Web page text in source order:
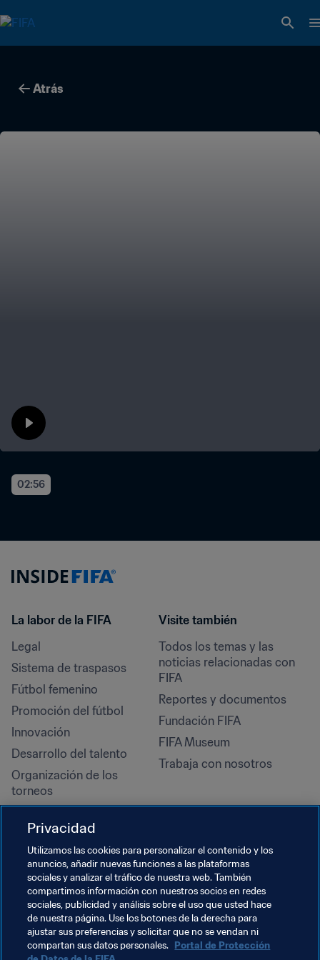
Atrás
02:56
La labor de la FIFA
Legal
Sistema de traspasos
Fútbol femenino
Promoción del fútbol
Innovación
Desarrollo del talento
Organización de los
torneos
Derechos humanos y lucha
contra la discriminación
Salud y atención médica
Iniciativas educativas
Visite también
Todos los temas y las
noticias relacionadas con
FIFA
Reportes y documentos
Fundación FIFA
FIFA Museum
Trabaja con nosotros
Privacidad
Utilizamos las cookies para personalizar el contenido y los
anuncios, añadir nuevas funciones a las plataformas
sociales y analizar el tráfico de nuestra web. También
compartimos información con nuestros socios en redes
sociales, publicidad y análisis sobre el uso que usted hace
de nuestra página. Use los botones de la derecha para
ajustar sus preferencias y solicitar que no se vendan ni
compartan sus datos personales. Portal de Protección